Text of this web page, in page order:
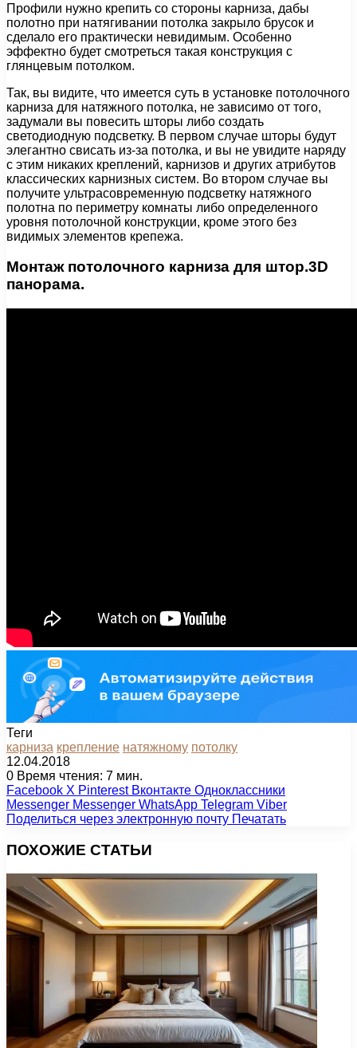
Профили нужно крепить со стороны карниза, дабы
полотно при натягивании потолка закрыло брусок и
сделало его практически невидимым. Особенно
эффектно будет смотреться такая конструкция с
глянцевым потолком.
Так, вы видите, что имеется суть в установке потолочного
карниза для натяжного потолка, не зависимо от того,
задумали вы повесить шторы либо создать
светодиодную подсветку. В первом случае шторы будут
элегантно свисать из-за потолка, и вы не увидите наряду
с этим никаких креплений, карнизов и других атрибутов
классических карнизных систем. Во втором случае вы
получите ультрасовременную подсветку натяжного
полотна по периметру комнаты либо определенного
уровня потолочной конструкции, кроме этого без
видимых элементов крепежа.
Монтаж потолочного карниза для штор.3D
панорама.
Теги
карниза крепление натяжному потолку
12.04.2018
0 Время чтения: 7 мин.
Facebook X Pinterest Вконтакте Одноклассники
Messenger Messenger WhatsApp Telegram Viber
Поделиться через электронную почту Печатать
ПОХОЖИЕ СТАТЬИ